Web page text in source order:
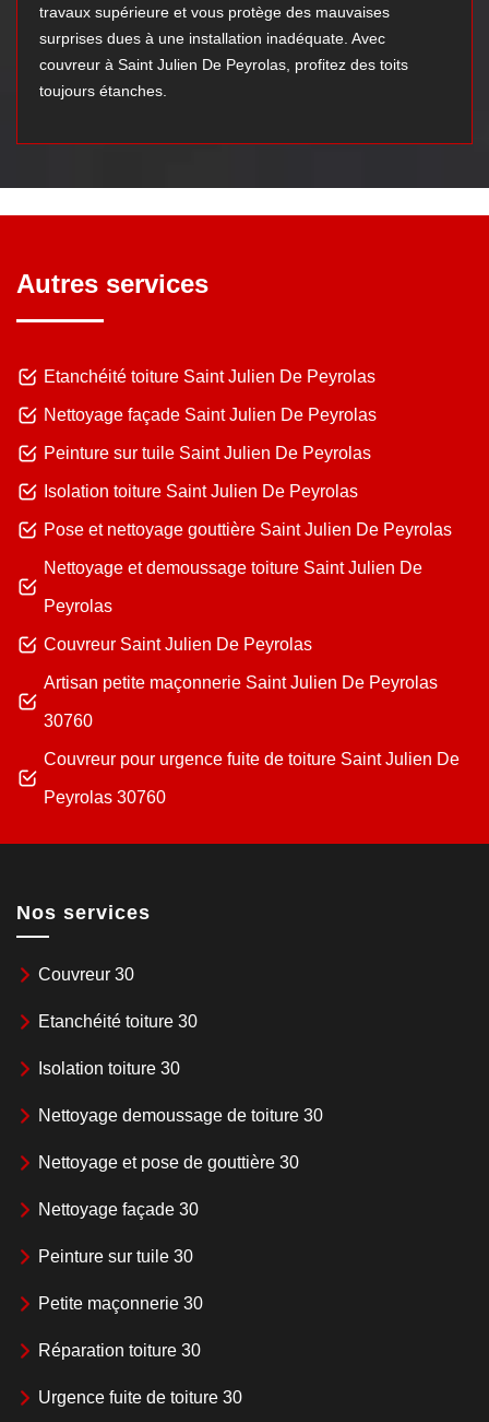
travaux supérieure et vous protège des mauvaises
surprises dues à une installation inadéquate. Avec
couvreur à Saint Julien De Peyrolas, profitez des toits
toujours étanches.
Autres services
Etanchéité toiture Saint Julien De Peyrolas
Nettoyage façade Saint Julien De Peyrolas
Peinture sur tuile Saint Julien De Peyrolas
Isolation toiture Saint Julien De Peyrolas
Pose et nettoyage gouttière Saint Julien De Peyrolas
Nettoyage et demoussage toiture Saint Julien De
Peyrolas
Couvreur Saint Julien De Peyrolas
Artisan petite maçonnerie Saint Julien De Peyrolas
30760
Couvreur pour urgence fuite de toiture Saint Julien De
Peyrolas 30760
Nos services
Couvreur 30
Etanchéité toiture 30
Isolation toiture 30
Nettoyage demoussage de toiture 30
Nettoyage et pose de gouttière 30
Nettoyage façade 30
Peinture sur tuile 30
Petite maçonnerie 30
Réparation toiture 30
Urgence fuite de toiture 30